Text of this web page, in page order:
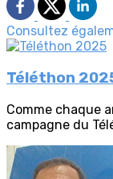
Consultez
Téléthon
Comme chaque
campagne du